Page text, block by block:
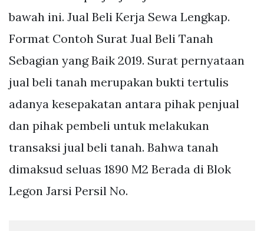
bawah ini. Jual Beli Kerja Sewa Lengkap.
Format Contoh Surat Jual Beli Tanah
Sebagian yang Baik 2019. Surat pernyataan
jual beli tanah merupakan bukti tertulis
adanya kesepakatan antara pihak penjual
dan pihak pembeli untuk melakukan
transaksi jual beli tanah. Bahwa tanah
dimaksud seluas 1890 M2 Berada di Blok
Legon Jarsi Persil No.